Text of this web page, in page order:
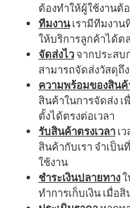
ต้องทำให้ผู้ใช้งานต้
ทีมงานเรามีทีมงาน
ให้บริการลูกค้าได้ต
จัดส่งไว จากประสบ
สามารถจัดส่งวัสดุถึ
ความพร้อมของสินค้
สินค้าในการจัดส่ง
ตั้งได้ตรงต่อเวลา
รับสินค้าตรงเวลา เ
สินค้ากับเรา จำเป็น
ใช้งาน
ชำระเงินปลายทาง
ทำการเก็บเงิน เมื่อ